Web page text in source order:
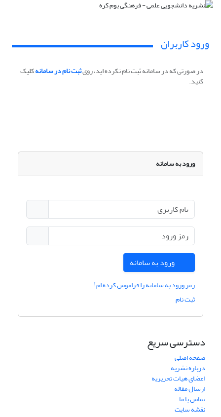
ورود کاربران
در صورتی که در سامانه ثبت نام نکرده اید، رویثبت نام در سامانهکلیک
کنید.
ورود به سامانه
ورود به سامانه
رمز ورود به سامانه را فراموش کرده ام!
ثبت نام
دسترسی سریع
صفحه اصلی
درباره نشریه
اعضای هیات تحریریه
ارسال مقاله
تماس با ما
نقشه سایت